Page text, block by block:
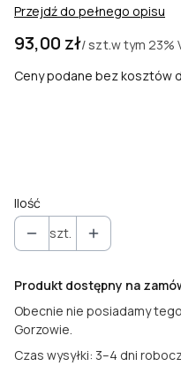
Przejdź do pełnego opisu
Cena
93,00 zł/ szt.w tym 23%
Ceny podane bez kosztów
Poszczególne warianty
Ilość
szt.
Produkt dostępny na
Obecnie nie posiadamy
Gorzowie.
Czas wysyłki: 3–4 dni